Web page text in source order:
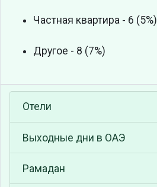
Частная квартира - 6 (5%)
Другое - 8 (7%)
Отели
Выходные дни в ОАЭ
Рамадан